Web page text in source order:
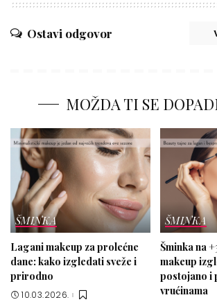
Ostavi odgovor
MOŽDA TI SE
ŠMINKA
Lagani makeup za prolećne
dane: kako izgledati sveže i
prirodno
10.03.2026.
ŠMINKA
Šminka na
makeup
postojano i
vrućinama